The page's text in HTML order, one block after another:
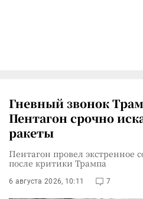
Гневный звонок
Пентагон срочно
ракеты
Пентагон провел экстренное
после критики Трампа
6 августа 2026, 10:11 7